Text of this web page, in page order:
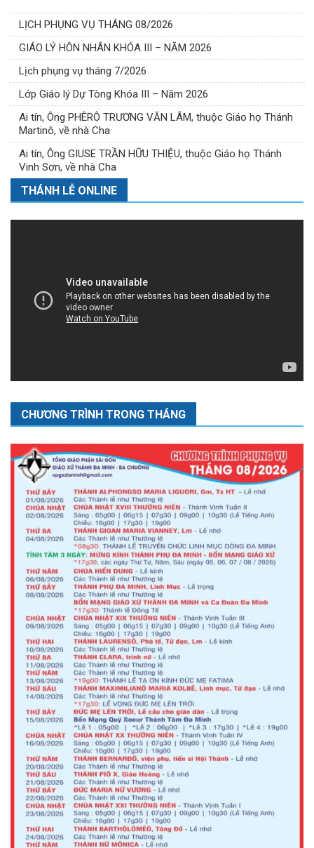
LỊCH PHỤNG VỤ THÁNG 08/2026
GIÁO LÝ HÔN NHÂN KHÓA III – NĂM 2026
Lịch phụng vụ tháng 7/2026
Lớp Giáo lý Dự Tòng Khóa III – Năm 2026
Ai tín, Ông PHÊRÔ TRƯƠNG VĂN LÂM, thuộc Giáo họ Thánh
Martinô, về nhà Cha
Ai tín, Ông GIUSE TRẦN HỮU THIỆU, thuộc Giáo họ Thánh
Vinh Sơn, về nhà Cha
THÁNH LỄ ONLINE
CHƯƠNG TRÌNH TRONG THÁNG